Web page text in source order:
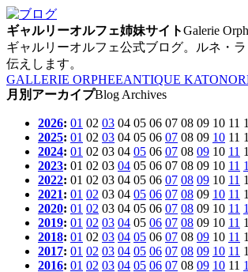
ギャルリーオルフェ姉妹サイトGalerie
ギャルリーオルフェ公式ブログ。ルネ・
伝えします。
GALLERIE ORPHEEANTIQUE KATO
月別アーカイプBlog Archives
2026: 01 02 03 04 05 06 07 08 09 10 11
2025: 01 02 03 04 05 06 07 08 09 10 11
2024: 01 02 03 04 05 06 07 08 09 10 11
2023: 01 02 03 04 05 06 07 08 09 10 11
2022: 01 02 03 04 05 06 07 08 09 10 11
2021: 01 02 03 04 05 06 07 08 09 10 11
2020: 01 02 03 04 05 06 07 08 09 10 11
2019: 01 02 03 04 05 06 07 08 09 10 11
2018: 01 02 03 04 05 06 07 08 09 10 11
2017: 01 02 03 04 05 06 07 08 09 10 11
2016: 01 02 03 04 05 06 07 08 09 10 11